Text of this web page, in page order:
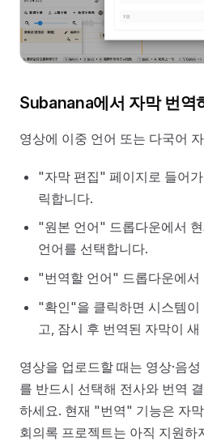
Subanana에서 자막 번역
영상에 이중 언어 또는 다국어
"자막 편집" 페이지로 들어
릭합니다.
"원본 언어" 드롭다운에서
언어를 선택합니다.
"번역할 언어" 드롭다운에서
"확인"을 클릭하면 시스템
고, 잠시 후 번역된 자막이
영상을 업로드할 때는 영상·음
를 반드시 선택해 전사와 번역
하세요. 현재 "번역" 기능은 자
회의록 프로젝트는 아직 지원하